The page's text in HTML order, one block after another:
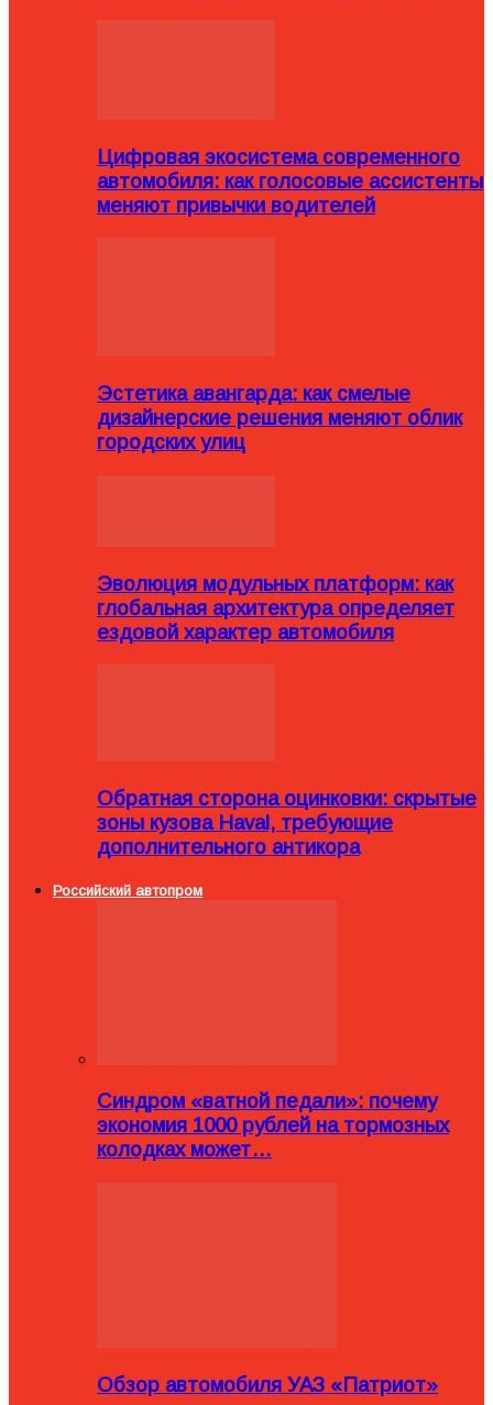
Цифровая экосистема современного
автомобиля: как голосовые ассистенты
меняют привычки водителей
Эстетика авангарда: как смелые
дизайнерские решения меняют облик
городских улиц
Эволюция модульных платформ: как
глобальная архитектура определяет
ездовой характер автомобиля
Обратная сторона оцинковки: скрытые
зоны кузова Haval, требующие
дополнительного антикора
Российский автопром
Синдром «ватной педали»: почему
экономия 1000 рублей на тормозных
колодках может…
Обзор автомобиля УАЗ «Патриот»